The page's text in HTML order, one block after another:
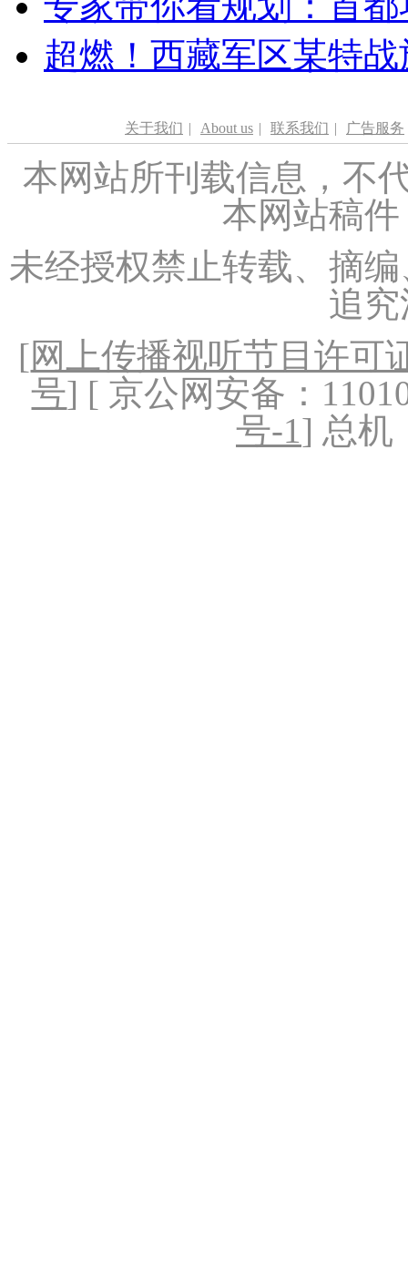
超燃！西藏军区某特
关于我们 | About us | 联系我们 | 广告服务
本网站所刊载信息，不
本网站稿
未经授权禁止转载、摘
追
[网上传播视听节目许可
号] [ 京公网安备：
号-1] 总机